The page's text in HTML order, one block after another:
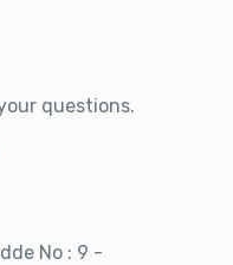
questions.
No : 9 -